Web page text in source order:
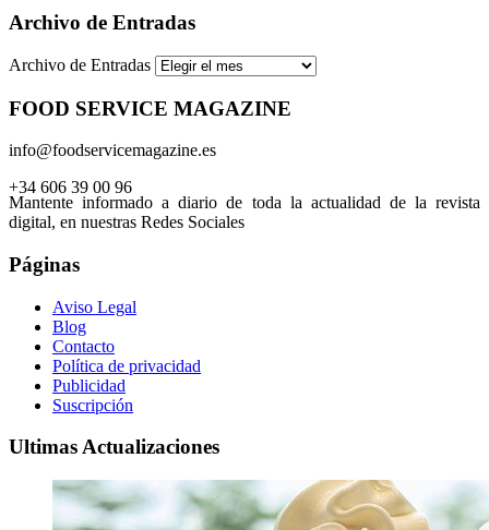
Archivo de Entradas
Archivo de Entradas
FOOD SERVICE MAGAZINE
info@foodservicemagazine.es
+34 606 39 00 96
Mantente informado a diario de toda la actualidad de la revista
digital, en nuestras Redes Sociales
Páginas
Aviso Legal
Blog
Contacto
Política de privacidad
Publicidad
Suscripción
Ultimas Actualizaciones